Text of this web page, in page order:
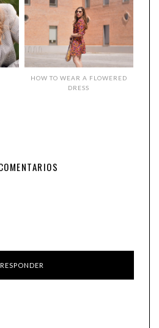
HOW TO WEAR A FLOWERED
DRESS
RESPONDER